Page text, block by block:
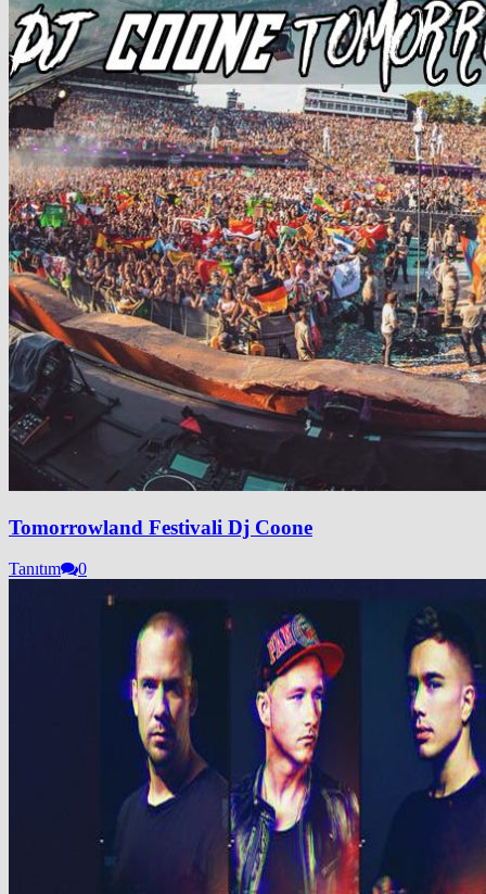
Tomorrowland Festivali Dj Coone
Tanıtım 0